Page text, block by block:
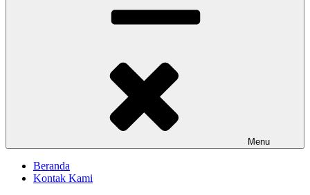
Menu
Beranda
Kontak Kami